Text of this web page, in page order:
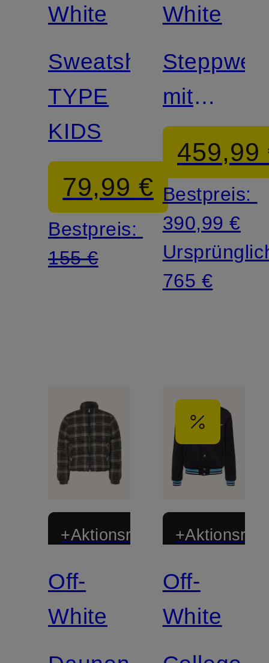
White
Sweatshorts
TYPE
KIDS
79,99 €
Bestpreis:
155 €
White
mit
Kapuze
459,99
Bestpreis:
390,99 €
765 €
+Aktionsrabatt
Off-
White
Off-
White